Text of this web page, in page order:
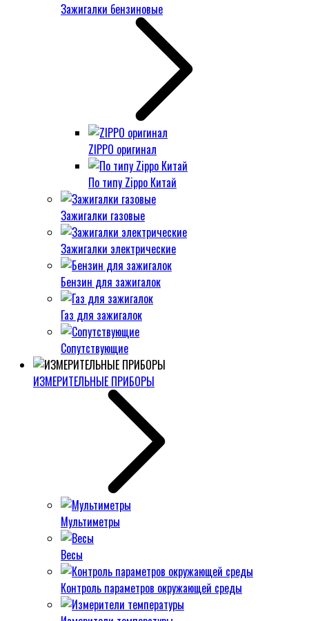
Зажигалки бензиновые
ZIPPO оригинал
По типу Zippo Китай
Зажигалки газовые
Зажигалки электрические
Бензин для зажигалок
Газ для зажигалок
Сопутствующие
ИЗМЕРИТЕЛЬНЫЕ ПРИБОРЫ
Мультиметры
Весы
Контроль параметров окружающей среды